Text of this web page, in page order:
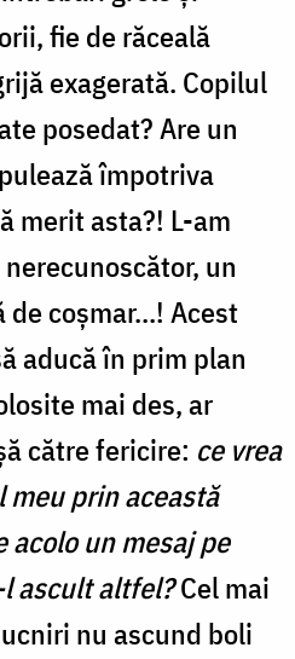
fie de răceală
exagerată. Copilul
posedat? Are un
împotriva
merit asta?! L-am
un
coşmar...! Acest
aducă în prim plan
mai des, ar
către fericire: ce vrea
prin această
acolo un mesaj pe
ascult altfel?Cel mai
nu ascund boli